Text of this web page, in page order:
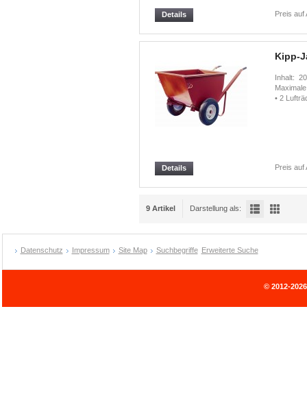
Preis auf
Details
Kipp-
Inhalt:
• 2
Preis auf
Details
9 Artikel Darstellung als:
Datenschutz Impressum Site Map Suchbegriffe Erweiterte Suche
© 2012-